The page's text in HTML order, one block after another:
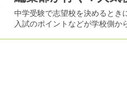
中学受験で志望校を決めるとき
入試のポイントなどが学校側